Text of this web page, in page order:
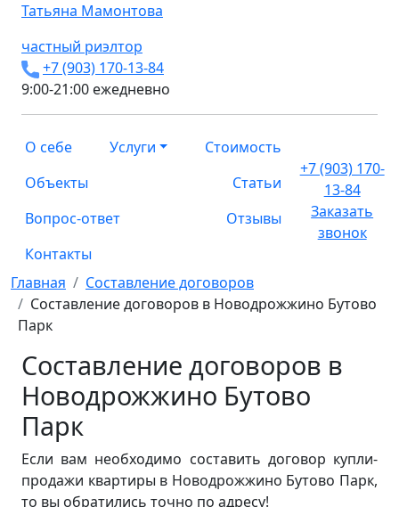
Татьяна Мамонтова
частный риэлтор
+7 (903) 170-13-84
9:00-21:00 ежедневно
О себе Услуги
Стоимость
Объекты
Статьи
Вопрос-ответ
Отзывы
Контакты
+7 (903) 170-
13-84
Заказать
звонок
Главная
Составление договоров
Составление договоров в Новодрожжино Бутово
Парк
Составление договоров в
Новодрожжино Бутово
Парк
Если вам необходимо составить договор купли-
продажи квартиры в Новодрожжино Бутово Парк,
то вы обратились точно по адресу!